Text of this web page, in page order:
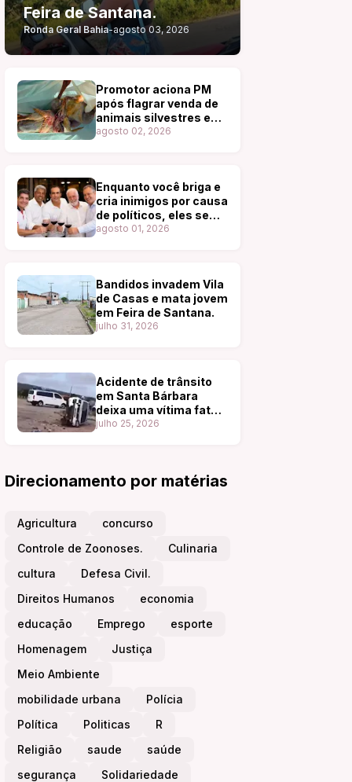
Feira de Santana.
Ronda Geral Bahia-agosto 03, 2026
Promotor aciona PM
após flagrar venda de
animais silvestres em
feira de Tucano
agosto 02, 2026
Enquanto você briga e
cria inimigos por causa
de políticos, eles se
reúnem, dão risadas e
agosto 01, 2026
Bandidos invadem Vila
de Casas e mata jovem
em Feira de Santana.
julho 31, 2026
Acidente de trânsito
em Santa Bárbara
deixa uma vítima fatal
Na manhã deste
julho 25, 2026
Direcionamento por matérias
Agricultura
concurso
Controle de Zoonoses.
Culinaria
cultura
Defesa Civil.
Direitos Humanos
economia
educação
Emprego
esporte
Homenagem
Justiça
Meio Ambiente
mobilidade urbana
Polícia
Política
Politicas
R
Religião
saude
saúde
segurança
Solidariedade